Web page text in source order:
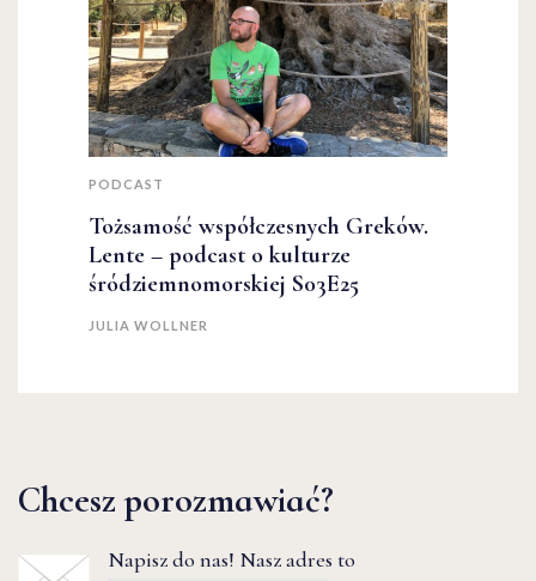
PODCAST
Tożsamość współczesnych Greków.
Lente – podcast o kulturze
śródziemnomorskiej S03E25
JULIA WOLLNER
Chcesz porozmawiać?
Napisz do nas! Nasz adres to